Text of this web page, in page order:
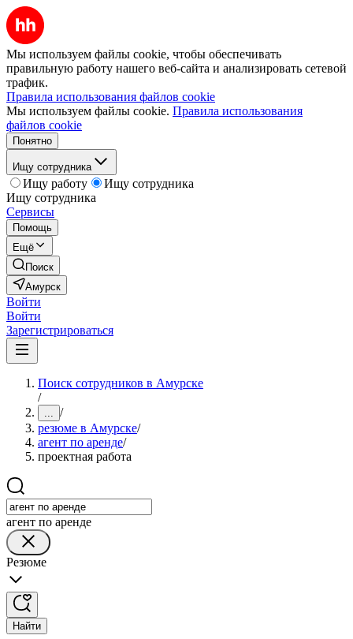
Мы используем файлы cookie, чтобы обеспечивать
правильную работу нашего веб-сайта и анализировать сетевой
трафик.
Правила использования файлов cookie
Мы используем файлы cookie. Правила использования
файлов cookie
Понятно
Ищу сотрудника
Ищу работу
Ищу сотрудника
Ищу сотрудника
Сервисы
Помощь
Ещё
Поиск
Амурск
Войти
Войти
Зарегистрироваться
Поиск сотрудников в Амурске
/
... /
резюме в Амурске/
агент по аренде/
проектная работа
агент по аренде
Резюме
Найти